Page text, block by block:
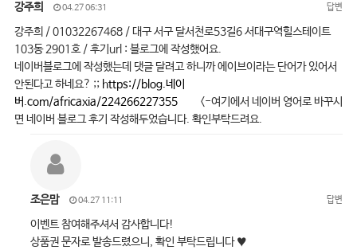
강주희 04.27 06:31 답변
강주희 / 01032267468 / 대구 서구 달서천로53길6 서대구역힐스테이트
103동 2901호 / 후기url : 블로그에 작성했어요.
네이버블로그에 작성했는데 댓글 달려고 하니까 에이브이라는 단어가 있어서
안된다고 하네요? ;; https://blog.네이
버.com/africaxia/224266227355<-여기에서 네이버 영어로 바꾸시
면 네이버 블로그 후기 작성해두었습니다. 확인부탁드려요.
조은맘 04.27 11:11 답변
이벤트 참여해주셔서 감사합니다!
상품권 문자로 발송드렸으니, 확인 부탁드립니다 ♥